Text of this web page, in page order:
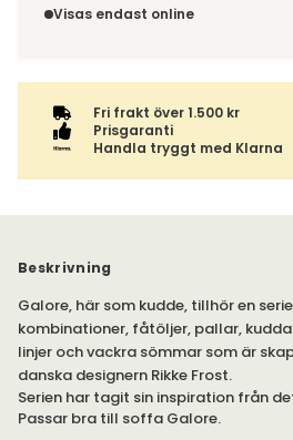
varan ihop med andra produkter
inte av ångerrätten.
Visas endast online
Fri frakt över 1.500 kr
Prisgaranti
Handla tryggt med Klarna
Beskrivning
Galore, här som kudde, tillhör en
kombinationer, fåtöljer, pallar,
linjer och vackra sömmar som är
danska designern Rikke Frost.
Serien har tagit sin inspiration från
Passar bra till soffa Galore.